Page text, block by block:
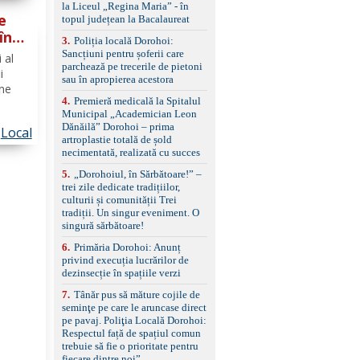
al
de
Local
panoramică, geamuri
spate fumurii Carlig de
remorcare Bonus: -
Covorașe textile montate
pe mașină. -Ofer și un
set de covorașe din
împreună cu un set de
anvelope de iarnă.
la Liceul „Regina Maria” - în
topul județean la Bacalaureat
3. Poliția locală Dorohoi:
Sancțiuni pentru șoferii care
parchează pe trecerile de pietoni
sau în apropierea acestora
4. Premieră medicală la Spitalul
Municipal „Academician Leon
Dănăilă” Dorohoi – prima
artroplastie totală de șold
necimentată, realizată cu succes
5.
„Dorohoiul, în Sărbătoare!” –
trei zile dedicate tradițiilor,
culturii și comunității Trei
tradiții. Un singur eveniment. O
singură sărbătoare!
6. Primăria Dorohoi: Anunț
privind execuția lucrărilor de
dezinsecție în spațiile verzi
7. Tânăr pus să măture cojile de
seminţe pe care le aruncase direct
pe pavaj. Poliţia Locală Dorohoi:
Respectul față de spațiul comun
trebuie să fie o prioritate pentru